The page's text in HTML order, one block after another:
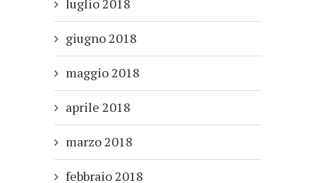
giugno 2018
maggio 2018
aprile 2018
marzo 2018
febbraio 2018